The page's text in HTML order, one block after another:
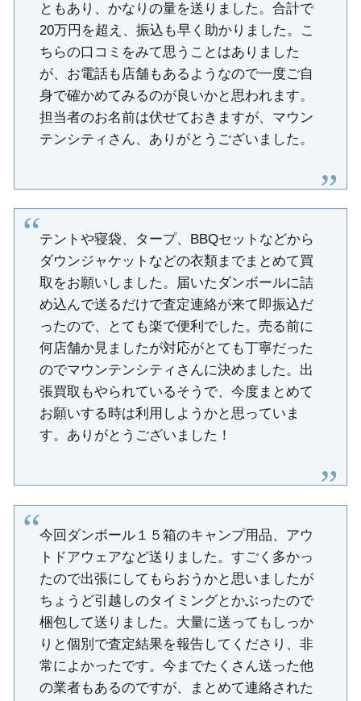
ともあり、かなりの量を送りました。合計で
20万円を超え、振込も早く助かりました。こ
ちらの口コミをみて思うことはありました
が、お電話も店舗もあるようなので一度ご自
身で確かめてみるのが良いかと思われます。
担当者のお名前は伏せておきますが、マウン
テンシティさん、ありがとうございました。
テントや寝袋、タープ、BBQセットなどから
ダウンジャケットなどの衣類までまとめて買
取をお願いしました。届いたダンボールに詰
め込んで送るだけで査定連絡が来て即振込だ
ったので、とても楽で便利でした。売る前に
何店舗か見ましたが対応がとても丁寧だった
のでマウンテンシティさんに決めました。出
張買取もやられているそうで、今度まとめて
お願いする時は利用しようかと思っていま
す。ありがとうございました！
今回ダンボール１５箱のキャンプ用品、アウ
トドアウェアなど送りました。すごく多かっ
たので出張にしてもらおうかと思いましたが
ちょうど引越しのタイミングとかぶったので
梱包して送りました。大量に送ってもしっか
りと個別で査定結果を報告してくださり、非
常によかったです。今までたくさん送った他
の業者もあるのですが、まとめて連絡された